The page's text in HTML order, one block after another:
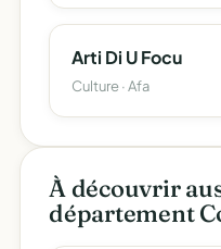
Arti Di U Focu
Culture · Afa
À découvrir
département